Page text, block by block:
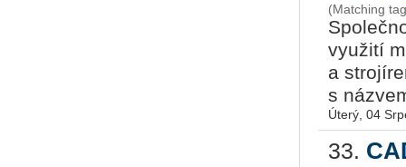
(Matching
využití
a
s
Úterý, 04
33.